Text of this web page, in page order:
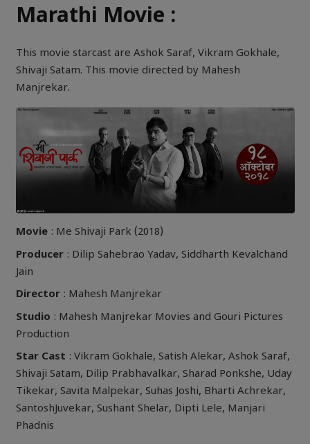
Marathi Movie :
This movie starcast are Ashok Saraf, Vikram Gokhale,
Shivaji Satam. This movie directed by Mahesh
Manjrekar.
Movie: Me Shivaji Park (2018)
Producer: Dilip Sahebrao Yadav, Siddharth Kevalchand
Jain
Director: Mahesh Manjrekar
Studio : Mahesh Manjrekar Movies and Gouri Pictures
Production
Star Cast : Vikram Gokhale, Satish Alekar, Ashok Saraf,
Shivaji Satam, Dilip Prabhavalkar, Sharad Ponkshe, Uday
Tikekar, Savita Malpekar, Suhas Joshi, Bharti Achrekar,
SantoshJuvekar, Sushant Shelar, Dipti Lele, Manjari
Phadnis